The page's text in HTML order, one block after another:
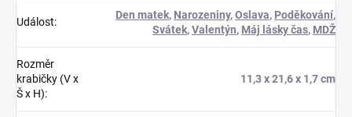
Událost:
Den matek, Narozeniny,Oslava, Poděkování,
Svátek,Valentýn, Máj lásky čas, MDŽ
Rozměr
krabičky (V x
Š x H):
11,3 x 21,6 x 1,7 cm